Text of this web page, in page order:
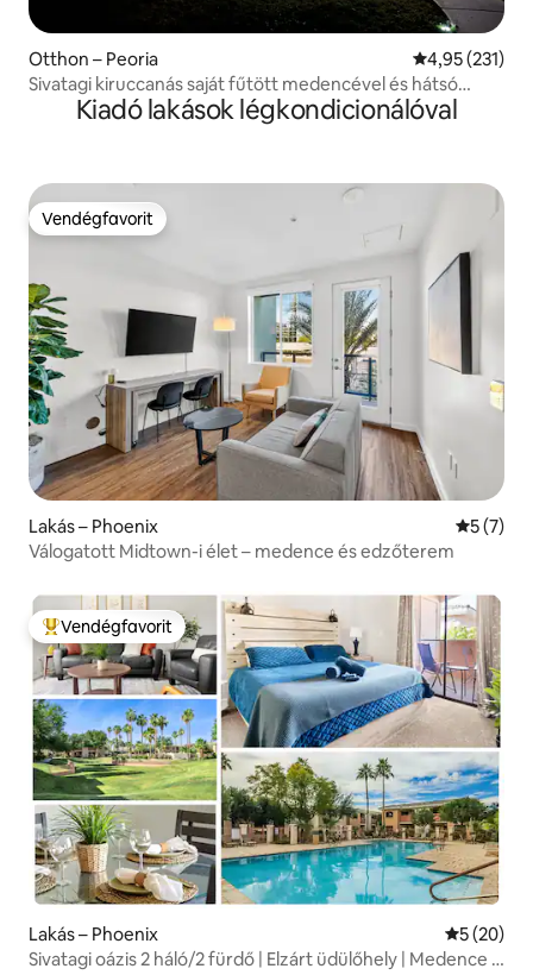
Otthon – Peoria Átlagos
4,95 (231)
Sivatagi kiruccanás saját fűtött medencével és hátsó
udvarralKiadó lakások légkondicionálóval
Vendégfavorit
Vendégfavorit
Lakás – Phoenix Átlagos
5 (7)
Válogatott Midtown-i élet – medence és edzőterem
Kiemelt vendégfavorit
Vendégfavorit
Lakás – Phoenix Átlagos
5 (20)
Sivatagi oázis 2 háló/2 fürdő | Elzárt üdülőhely | Medence |